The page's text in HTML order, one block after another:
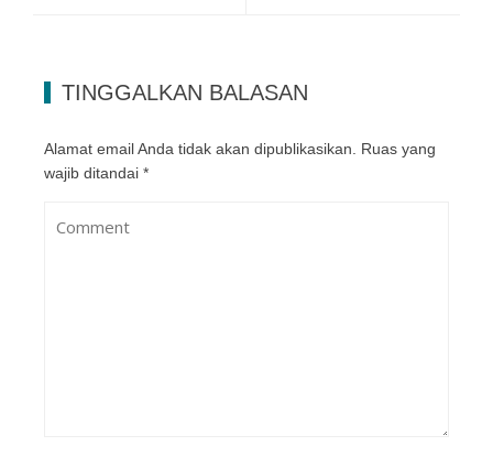
TINGGALKAN BALASAN
Alamat email Anda tidak akan dipublikasikan. Ruas yang
wajib ditandai *